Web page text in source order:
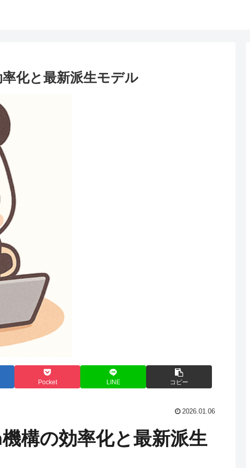
化と最新派生モデル
Pocket LINE コピー
2026.01.06
構の効率化と最新派生